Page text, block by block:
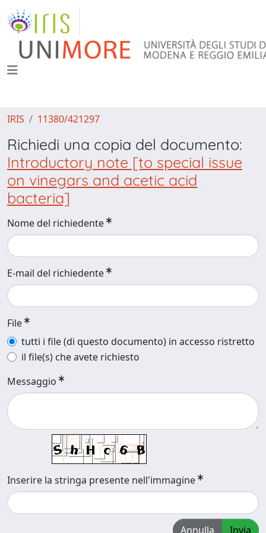
IRIS 11380/421297
Richiedi una copia del documento:
Introductory note [to special issue
on vinegars and acetic acid
bacteria]
Nome del richiedente
E-mail del richiedente
File
tutti i file (di questo documento) in accesso ristretto
il file(s) che avete richiesto
Messaggio
Inserire la stringa presente nell'immagine
Annulla Invia